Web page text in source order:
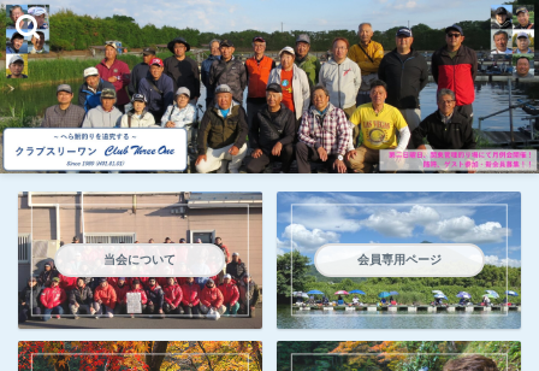
当会について 会員専用ページ